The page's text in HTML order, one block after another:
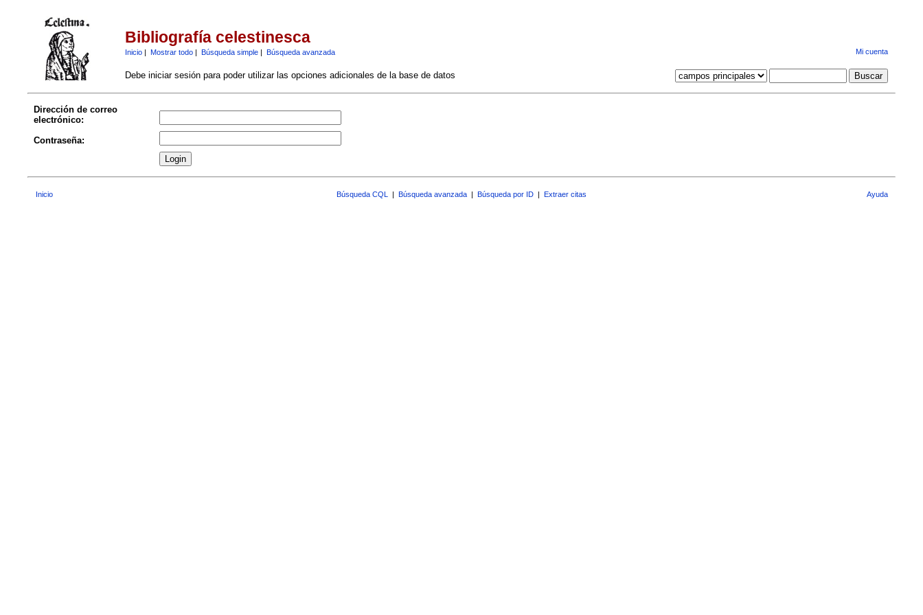
Bibliografía celestinesca
Inicio| Mostrar todo| Búsqueda simple| Búsqueda avanzada Mi cuenta
Debe iniciar sesión para poder utilizar las opciones adicionales de la base de datos
Dirección de correo
electrónico:
Contraseña:
Inicio Búsqueda CQL | Búsqueda avanzada | Búsqueda por ID | Extraer citas Ayuda